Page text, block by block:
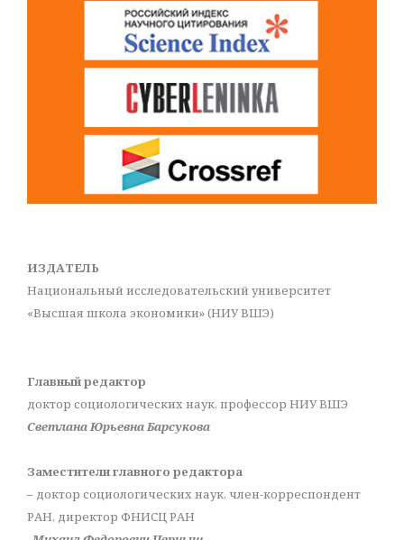
ИЗДАТЕЛЬ
Национальный исследовательский университет
«Высшая школа экономики» (НИУ ВШЭ)
Главный редактор
доктор социологических наук, профессор НИУ ВШЭ
Светлана Юрьевна Барсукова
Заместители главного редактора
– доктор социологических наук, член-корреспондент
РАН, директор ФНИСЦ РАН